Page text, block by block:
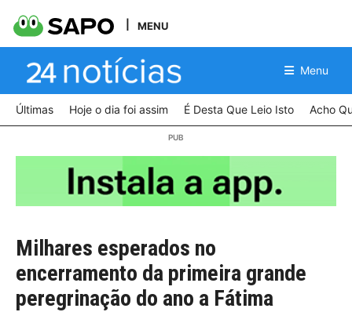
MENU
Menu
Últimas Hoje o dia foi assim É Desta Que Leio Isto Acho
Milhares esperados no
encerramento da primeira grande
peregrinação do ano a Fátima